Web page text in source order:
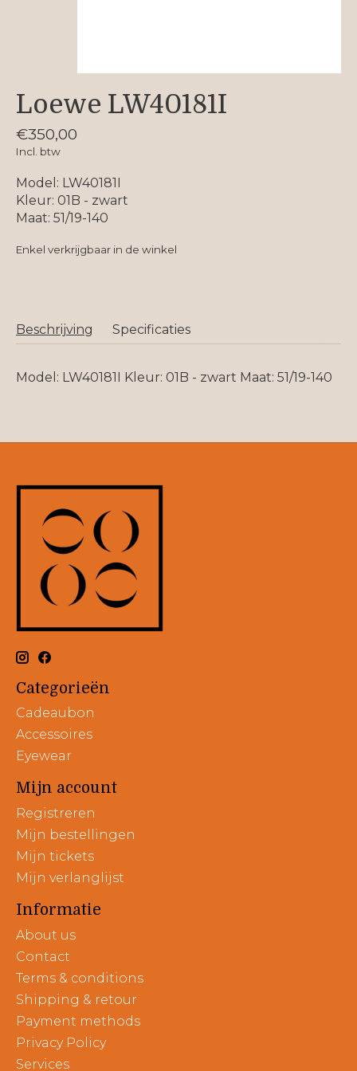
Loewe LW40181I
€350,00
Incl. btw
Model: LW40181I
Kleur: 01B - zwart
Maat: 51/19-140
Enkel verkrijgbaar in de winkel
Beschrijving Specificaties
Model: LW40181I Kleur: 01B - zwart Maat: 51/19-140
Categorieën
Cadeaubon
Accessoires
Eyewear
Mijn account
Registreren
Mijn bestellingen
Mijn tickets
Mijn verlanglijst
Informatie
About us
Contact
Terms & conditions
Shipping & retour
Payment methods
Privacy Policy
Services